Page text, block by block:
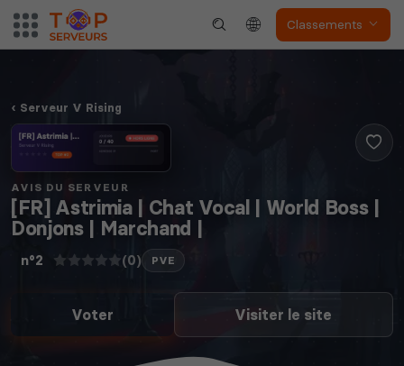
Classements
The Front Atlas
Dune Awakening
Squad
Neverwinter
Nights
Serveur V Rising
AVIS DU SERVEUR
[FR] Astrimia | Chat Vocal | World Boss |
Donjons | Marchand |
n°2 (0) PVE
Voter Visiter le site